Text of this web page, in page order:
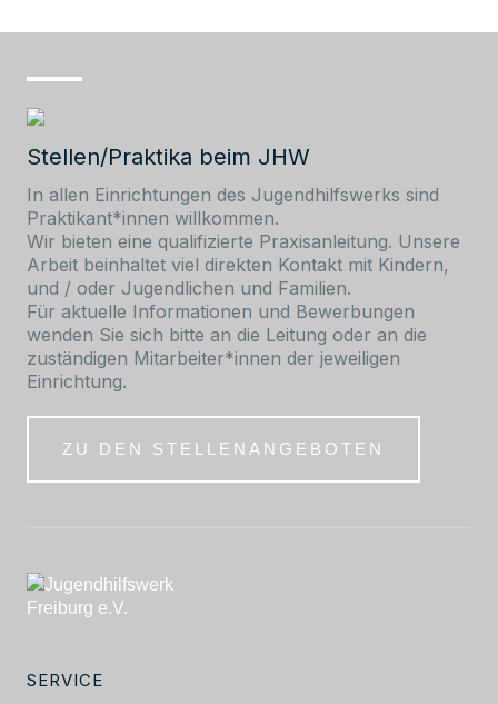
Stellen/Praktika beim JHW
In allen Einrichtungen des Jugendhilfswerks sind
Praktikant*innen willkommen.
Wir bieten eine qualifizierte Praxisanleitung. Unsere
Arbeit beinhaltet viel direkten Kontakt mit Kindern,
und / oder Jugendlichen und Familien.
Für aktuelle Informationen und Bewerbungen
wenden Sie sich bitte an die Leitung oder an die
zuständigen Mitarbeiter*innen der jeweiligen
Einrichtung.
ZU DEN STELLENANGEBOTEN
SERVICE